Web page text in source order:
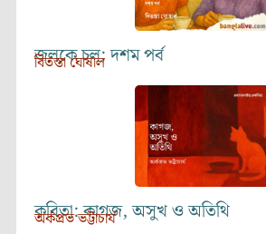
জলকে চল: দশম পর্ব
বিতস্তা ঘোষাল
কবিতা: কাগজ, অসুখ ও অতিথি
অর্কপ্রভ ভট্টাচার্য